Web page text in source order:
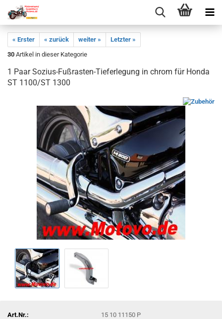
« Erster « zurück weiter »
Letzter »
30 Artikel in dieser Kategorie
1 Paar Sozius-Fußrasten-Tieferlegung in chrom für Honda
ST 1100/ST 1300
Art.Nr.:
15 10 11150 P